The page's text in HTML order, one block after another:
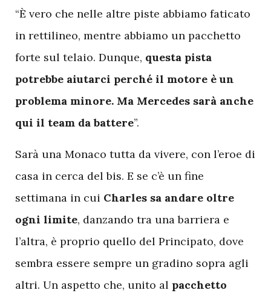
“È vero che nelle altre piste abbiamo faticato
in rettilineo, mentre abbiamo un pacchetto
forte sul telaio. Dunque, questa pista
potrebbe aiutarci perché il motore è un
problema minore. Ma Mercedes sarà anche
qui il team da battere”.
Sarà una Monaco tutta da vivere, con l’eroe di
casa in cerca del bis. E se c’è un fine
settimana in cui Charles sa andare oltre
ogni limite, danzando tra una barriera e
l’altra, è proprio quello del Principato, dove
sembra essere sempre un gradino sopra agli
altri. Un aspetto che, unito al pacchetto